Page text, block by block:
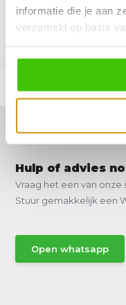
informatie die je aan
verzameld op basis
Hulp of advies
Vraag het een van onze
Stuur gemakkelijk een
Open whatsapp